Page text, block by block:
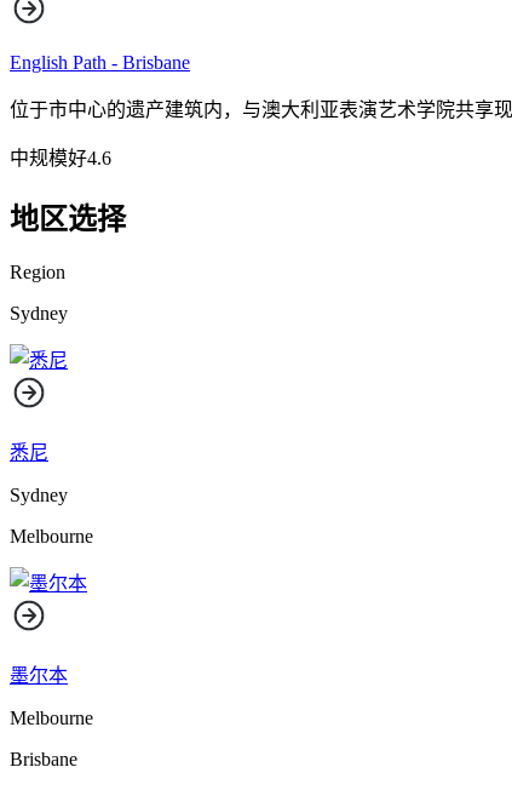
English Path - Brisbane
位于市中心的遗产建筑内，与澳大利亚表演艺术学院共享
中规模好4.6
地区选择
Region
Sydney
悉尼
Sydney
Melbourne
墨尔本
Melbourne
Brisbane